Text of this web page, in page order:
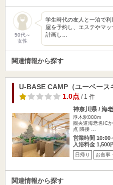
50代～
女性
学生時代の友人と一泊で
屋を予約し、エステやマ
計画し…
関連情報から探す
U-BASE CAMP（ユーベース
1.0点/ 1 件
神奈川県 / 海
厚木駅888m
圏央道海老名IC
点 隣接 …
営業時間 10:00
入浴料金 1,500
日帰り お食事
関連情報から探す